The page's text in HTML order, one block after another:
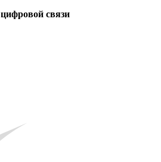
цифровой связи